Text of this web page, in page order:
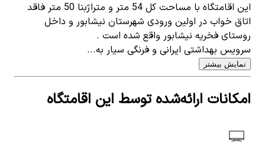
این اقامتگاه با مساحت کل 54 متر و متراژبنا 50 متر فاقد
اتاق خواب در اولین ورودی شهرستان نیشابور و داخل
روستای فخریه نیشابور واقع شده است .
سرویس بهداشتی ایرانی و فرنگی سیار به...
نمایش بیشتر
امکانات ارائه‌شده توسط این اقامتگاه